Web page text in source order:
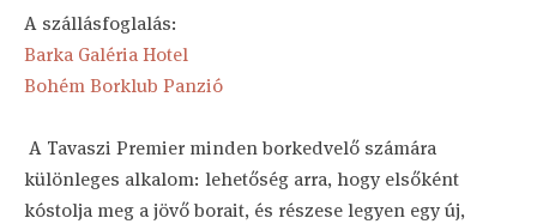
A szállásfoglalás:
Barka Galéria Hotel
Bohém Borklub Panzió
A Tavaszi Premier minden borkedvelő számára
különleges alkalom: lehetőség arra, hogy elsőként
kóstolja meg a jövő borait, és részese legyen egy új,